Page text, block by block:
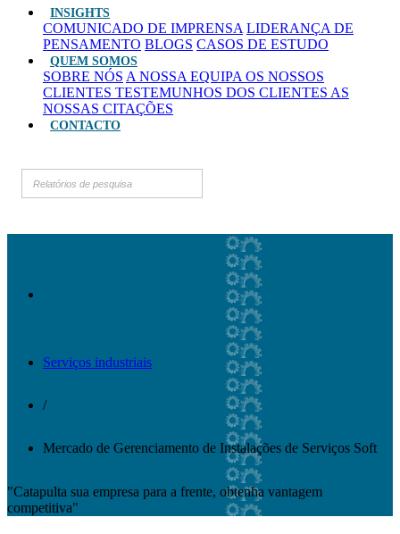
INSIGHTS
COMUNICADO DE IMPRENSA LIDERANÇA DE
PENSAMENTO BLOGS CASOS DE ESTUDO
QUEM SOMOS
SOBRE NÓS A NOSSA EQUIPA OS NOSSOS
CLIENTES TESTEMUNHOS DOS CLIENTES AS
NOSSAS CITAÇÕES
CONTACTO
Serviços industriais
/
Mercado de Gerenciamento de Instalações de Serviços Soft
"Catapulta sua empresa para a frente, obtenha vantagem
competitiva"